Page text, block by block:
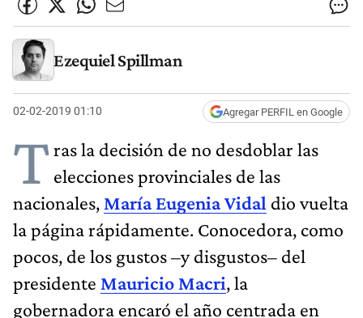
Ezequiel Spillman
02-02-2019 01:10 Agregar PERFIL en Google
Tras la decisión de no desdoblar las
elecciones provinciales de las
nacionales, María Eugenia Vidal dio vuelta
la página rápidamente. Conocedora, como
pocos, de los gustos –y disgustos– del
presidente Mauricio Macri, la
gobernadora encaró el año centrada en